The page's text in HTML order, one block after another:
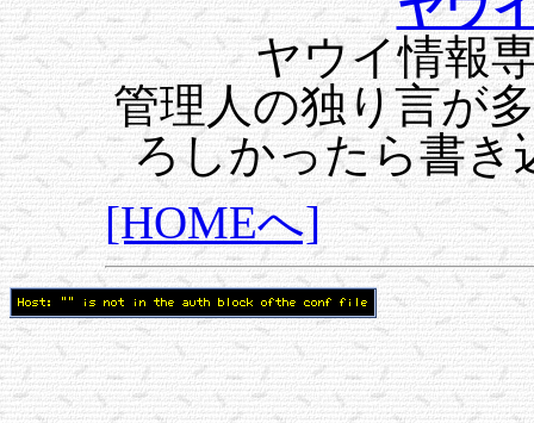
ヤウイ情報
管理人の独り言が
ろしかったら書き
[HOMEへ]